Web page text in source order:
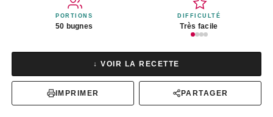
PORTIONS
50 bugnes
DIFFICULTÉ
Très facile
↓ VOIR LA RECETTE
IMPRIMER PARTAGER